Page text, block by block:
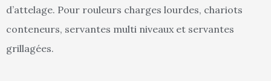
est :
d’attelage. Pour rouleurs charges lourdes, chariots
conteneurs, servantes multi niveaux et servantes
grillagées.